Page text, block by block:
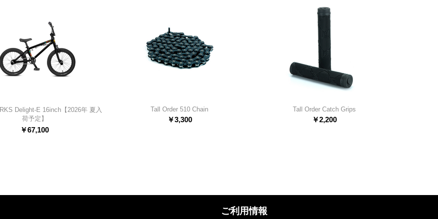
Delight-E 16inch【2026年 夏入
荷予定】
￥67,100
Tall Order 510 Chain
￥3,300
Tall Order Catch Grips
￥2,200
ご利用情報